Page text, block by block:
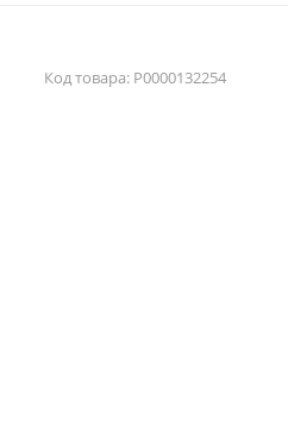
Код товара: Р0000132254